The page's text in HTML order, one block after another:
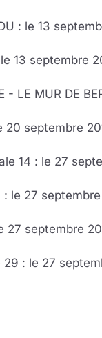
: le 13
13 septembre
- LE MUR DE
20 septembre
14 : le 27
le 27
27 septembre
29 : le 27